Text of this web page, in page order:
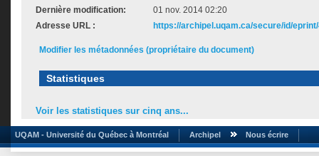
Dernière modification:
01 nov. 2014 02:20
Adresse URL :
https://archipel.uqam.ca/secure/id/
Modifier les métadonnées (propriétaire du document)
Statistiques
Voir les statistiques sur cinq ans...
UQAM - Université du Québec à Montréal Archipel Nous écrire